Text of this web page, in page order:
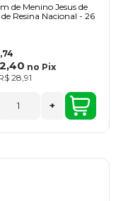
de Menino Jesus de
Resina Nacional - 26
no Pix
28,91
+